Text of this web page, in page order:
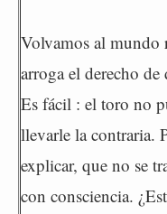
Volvamos al mundo
arroga el derecho
Es fácil : el toro no
llevarle la contraria.
explicar, que no se
con consciencia.